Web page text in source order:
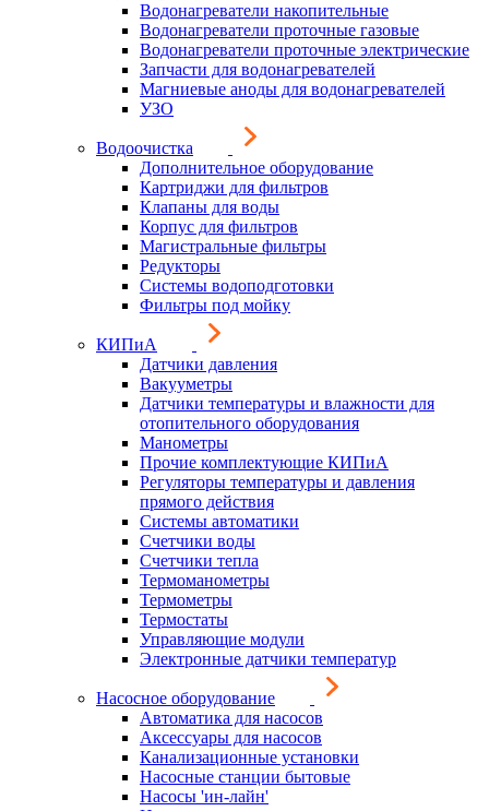
Водонагреватели накопительные
Водонагреватели проточные газовые
Водонагреватели проточные электрические
Запчасти для водонагревателей
Магниевые аноды для водонагревателей
УЗО
Водоочистка
Дополнительное оборудование
Картриджи для фильтров
Клапаны для воды
Корпус для фильтров
Магистральные фильтры
Редукторы
Системы водоподготовки
Фильтры под мойку
КИПиА
Датчики давления
Вакууметры
Датчики температуры и влажности для
отопительного оборудования
Манометры
Прочие комплектующие КИПиА
Регуляторы температуры и давления
прямого действия
Системы автоматики
Счетчики воды
Счетчики тепла
Термоманометры
Термометры
Термостаты
Управляющие модули
Электронные датчики температур
Насосное оборудование
Автоматика для насосов
Аксессуары для насосов
Канализационные установки
Насосные станции бытовые
Насосы 'ин-лайн'